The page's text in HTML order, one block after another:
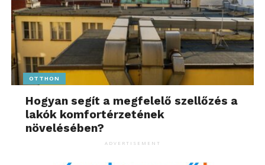
OTTHON
Hogyan segít a megfelelő szellőzés a
lakók komfortérzetének
növelésében?
ADVERTISEMENT